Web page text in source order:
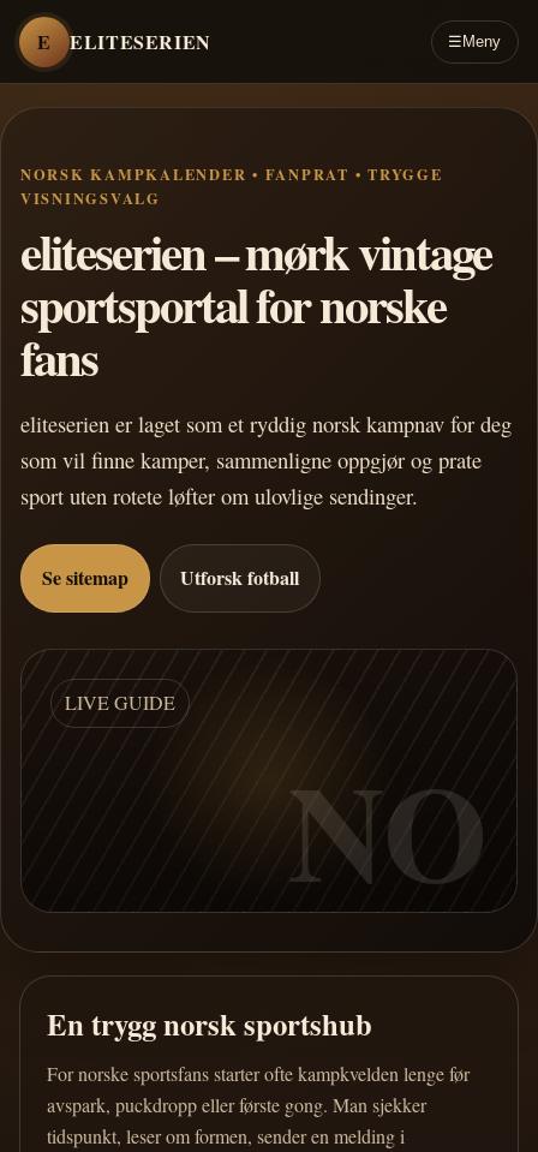
E ELITESERIEN ☰ Meny
NORSK KAMPKALENDER • FANPRAT • TRYGGE
VISNINGSVALG
eliteserien – mørk vintage
sportsportal for norske
fans
eliteserien er laget som et ryddig norsk kampnav for deg
som vil finne kamper, sammenligne oppgjør og prate
sport uten rotete løfter om ulovlige sendinger.
Se sitemap Utforsk fotball
LIVE GUIDE
NO
En trygg norsk sportshub
For norske sportsfans starter ofte kampkvelden lenge før
avspark, puckdropp eller første gong. Man sjekker
tidspunkt, leser om formen, sender en melding i